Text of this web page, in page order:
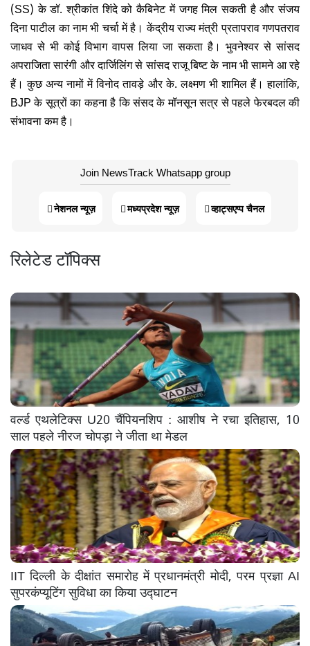
(SS) के डॉ. श्रीकांत शिंदे को कैबिनेट में जगह मिल सकती है और संजय
दिना पाटील का नाम भी चर्चा में है। केंद्रीय राज्य मंत्री प्रतापराव गणपतराव
जाधव से भी कोई विभाग वापस लिया जा सकता है। भुवनेश्वर से सांसद
अपराजिता सारंगी और दार्जिलिंग से सांसद राजू बिष्ट के नाम भी सामने आ रहे
हैं। कुछ अन्य नामों में विनोद तावड़े और के. लक्ष्मण भी शामिल हैं। हालांकि,
BJPके सूत्रों का कहना है कि संसद के मॉनसून सत्र से पहले फेरबदल की
संभावना कम है।
Join NewsTrack Whatsapp group
नेशनल न्यूज़ मध्यप्रदेश न्यूज़ व्हाट्सएप्प चैनल
रिलेटेड टॉपिक्स
वर्ल्ड एथलेटिक्स U20 चैंपियनशिप : आशीष ने रचा इतिहास, 10
साल पहले नीरज चोपड़ा ने जीता था मेडल
IIT दिल्ली के दीक्षांत समारोह में प्रधानमंत्री मोदी, परम प्रज्ञा AI
सुपरकंप्यूटिंग सुविधा का किया उद्घाटन